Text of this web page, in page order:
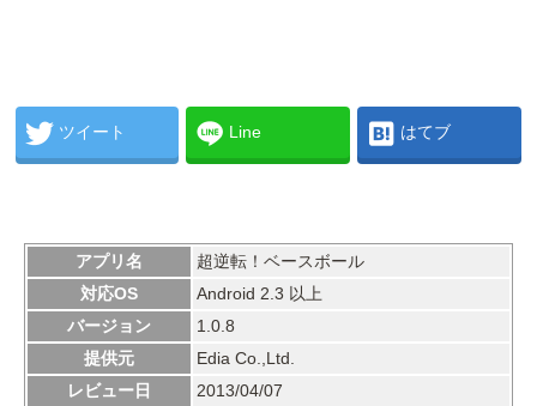
ツイート Line はてブ
アプリ名
超逆転！ベースボール
対応OS
Android 2.3 以上
バージョン
1.0.8
提供元
Edia Co.,Ltd.
レビュー日
2013/04/07